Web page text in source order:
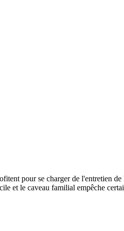
pour se charger de l'entretien
et le caveau familial empêche